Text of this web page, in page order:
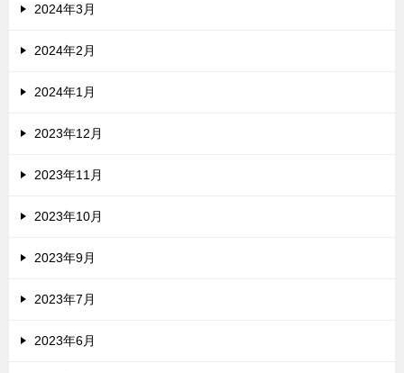
2024年3月
2024年2月
2024年1月
2023年12月
2023年11月
2023年10月
2023年9月
2023年7月
2023年6月